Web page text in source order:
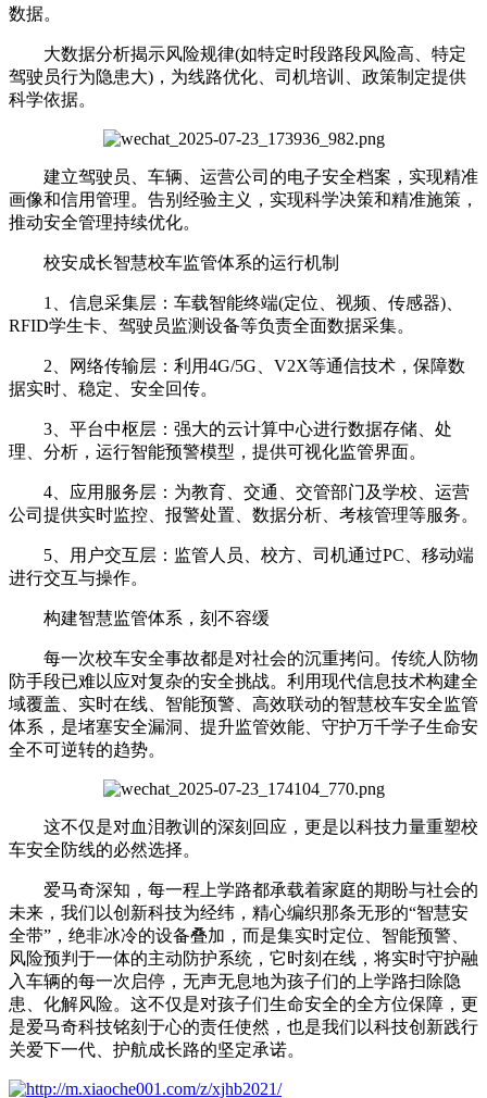
数据。
大数据分析揭示风险规律(如特定时段路段风险高、特定
驾驶员行为隐患大)，为线路优化、司机培训、政策制定提供
科学依据。
建立驾驶员、车辆、运营公司的电子安全档案，实现精准
画像和信用管理。告别经验主义，实现科学决策和精准施策，
推动安全管理持续优化。
校安成长智慧校车监管体系的运行机制
1、信息采集层：车载智能终端(定位、视频、传感器)、
RFID学生卡、驾驶员监测设备等负责全面数据采集。
2、网络传输层：利用4G/5G、V2X等通信技术，保障数
据实时、稳定、安全回传。
3、平台中枢层：强大的云计算中心进行数据存储、处
理、分析，运行智能预警模型，提供可视化监管界面。
4、应用服务层：为教育、交通、交管部门及学校、运营
公司提供实时监控、报警处置、数据分析、考核管理等服务。
5、用户交互层：监管人员、校方、司机通过PC、移动端
进行交互与操作。
构建智慧监管体系，刻不容缓
每一次校车安全事故都是对社会的沉重拷问。传统人防物
防手段已难以应对复杂的安全挑战。利用现代信息技术构建全
域覆盖、实时在线、智能预警、高效联动的智慧校车安全监管
体系，是堵塞安全漏洞、提升监管效能、守护万千学子生命安
全不可逆转的趋势。
这不仅是对血泪教训的深刻回应，更是以科技力量重塑校
车安全防线的必然选择。
爱马奇深知，每一程上学路都承载着家庭的期盼与社会的
未来，我们以创新科技为经纬，精心编织那条无形的“智慧安
全带”，绝非冰冷的设备叠加，而是集实时定位、智能预警、
风险预判于一体的主动防护系统，它时刻在线，将实时守护融
入车辆的每一次启停，无声无息地为孩子们的上学路扫除隐
患、化解风险。这不仅是对孩子们生命安全的全方位保障，更
是爱马奇科技铭刻于心的责任使然，也是我们以科技创新践行
关爱下一代、护航成长路的坚定承诺。